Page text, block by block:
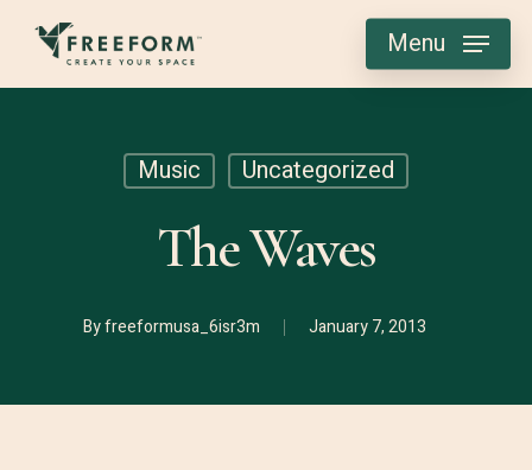
Skip
Menu
Music Uncategorized
The Waves
Byfreeformusa_6isr3m January 7, 2013